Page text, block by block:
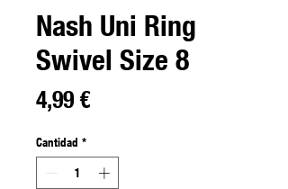
Nash Uni Ring
Swivel Size 8
4,99 €Precio
Cantidad *